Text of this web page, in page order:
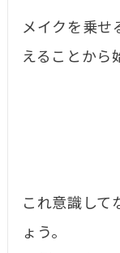
メイクを乗せ
えることから
これ意識して
ょう。